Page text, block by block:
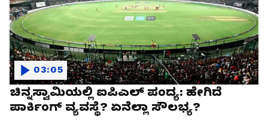
ಚಿನ್ನಸ್ವಾಮಿಯಲ್ಲಿ ಐಪಿಎಲ್‌ ಪಂದ್ಯ: ಹೇಗಿದೆ
ಪಾರ್ಕಿಂಗ್ ವ್ಯವಸ್ಥೆ? ಏನೆಲ್ಲಾ ಸೌಲಭ್ಯ?
03:05